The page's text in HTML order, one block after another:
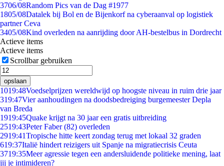
3706/08Random Pics van de Dag #1977
1805/08Datalek bij Bol en de Bijenkorf na cyberaanval op logistiek
partner Ceva
3405/08Kind overleden na aanrijding door AH-bestelbus in Dordrecht
Actieve items
Actieve items
Scrollbar gebruiken
opslaan
1019:48Voedselprijzen wereldwijd op hoogste niveau in ruim drie jaar
319:47Vier aanhoudingen na doodsbedreiging burgemeester Depla
van Breda
1919:45Quake krijgt na 30 jaar een gratis uitbreiding
2519:43Peter Faber (82) overleden
2919:41Tropische hitte keert zondag terug met lokaal 32 graden
619:37Italië hindert reizigers uit Spanje na migratiecrisis Ceuta
3719:35Meer agressie tegen een andersluidende politieke mening, laat
jij je intimideren?